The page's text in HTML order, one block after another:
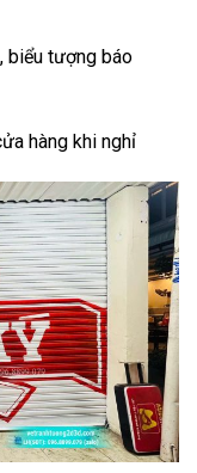
biểu tượng báo
hàng khi nghỉ